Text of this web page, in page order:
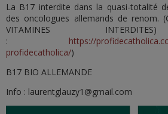
La B17 interdite dans la quasi-totalité
des oncologues allemands de renom.
VITAMINES
: https://
profidecatholica/)
B17 BIO ALLEMANDE
Info : laurentglauzy1@gmail.com